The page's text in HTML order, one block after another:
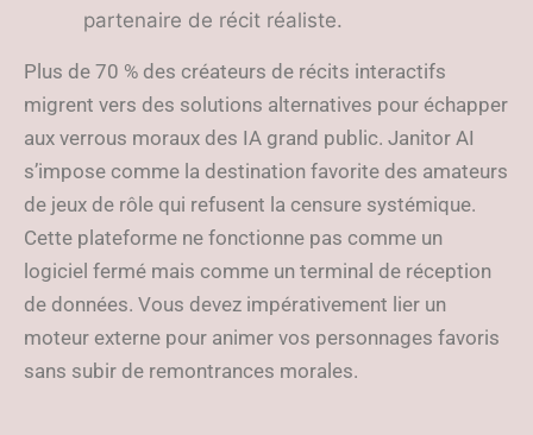
partenaire de récit réaliste.
Plus de 70 % des créateurs de récits interactifs
migrent vers des solutions alternatives pour échapper
aux verrous moraux des IA grand public. Janitor AI
s’impose comme la destination favorite des amateurs
de jeux de rôle qui refusent la censure systémique.
Cette plateforme ne fonctionne pas comme un
logiciel fermé mais comme un terminal de réception
de données. Vous devez impérativement lier un
moteur externe pour animer vos personnages favoris
sans subir de remontrances morales.